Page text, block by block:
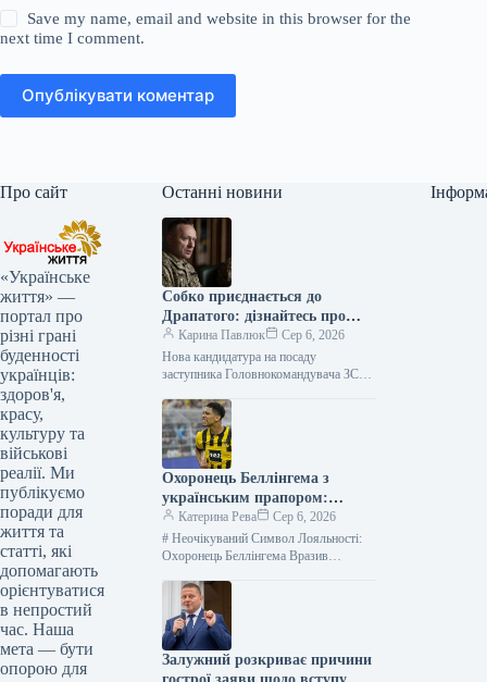
Save my name, email and website in this browser for the
next time I comment.
Опублікувати коментар
Про сайт
«Українське
життя» —
портал про
різні грані
буденності
українців:
здоров'я,
красу,
культуру та
військові
реалії. Ми
публікуємо
поради для
життя та
статті, які
допомагають
орієнтуватися
в непростий
час. Наша
мета — бути
опорою для
Останні новини
Собко приєднається до
Драпатого: дізнайтесь про
нового заступника
Карина Павлюк
Сер 6, 2026
Нова кандидатура на посаду
заступника Головнокомандувача ЗСУ
корпусу Сергій Собко готується
обійняти посаду заступника
Головнокомандувача Збройними…
Охоронець Беллінгема з
українським прапором:
несподівана зустріч у Мадриді
Катерина Рева
Сер 6, 2026
# Неочікуваний Символ Лояльності:
Охоронець Беллінгема Вразив
англійської збірної та зірка
мадридського “Реала”, Джуд
Беллінгем, був…
Залужний розкриває причини